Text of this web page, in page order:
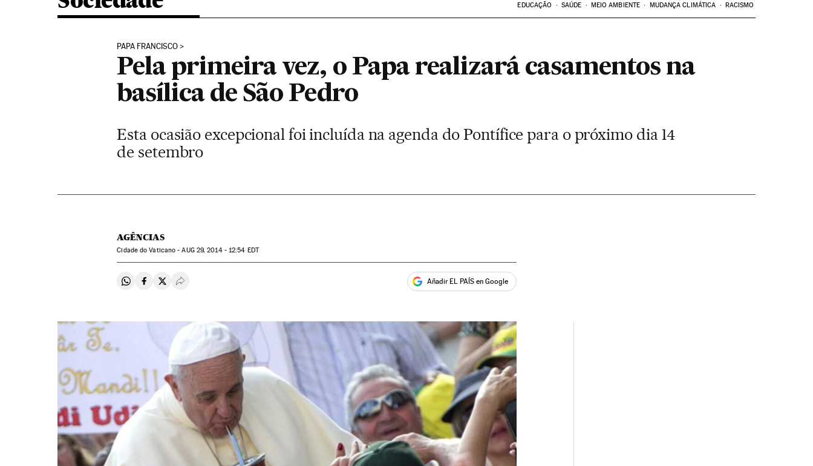
EDUCAÇÃO SAÚDE MEIO AMBIENTE MUDANÇA CLIMÁTICA RACISMO
PAPA FRANCISCO
Pela primeira vez, o Papa realizará casamentos na
basílica de São Pedro
Esta ocasião excepcional foi incluída na agenda do Pontífice para o próximo dia 14
de setembro
AGÊNCIAS
Cidade do Vaticano -AUG29, 2014 - 12:54 EDT
Compartir en Whatsapp
Compartir en Facebook
Compartir en Twitter
Desplegar Redes Sociales Añadir EL PAÍS en Google